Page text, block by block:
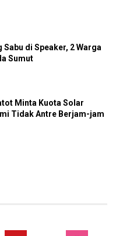
Sabu di Speaker, 2 Warga
Sumut
Minta Kuota Solar
Tidak Antre Berjam-jam